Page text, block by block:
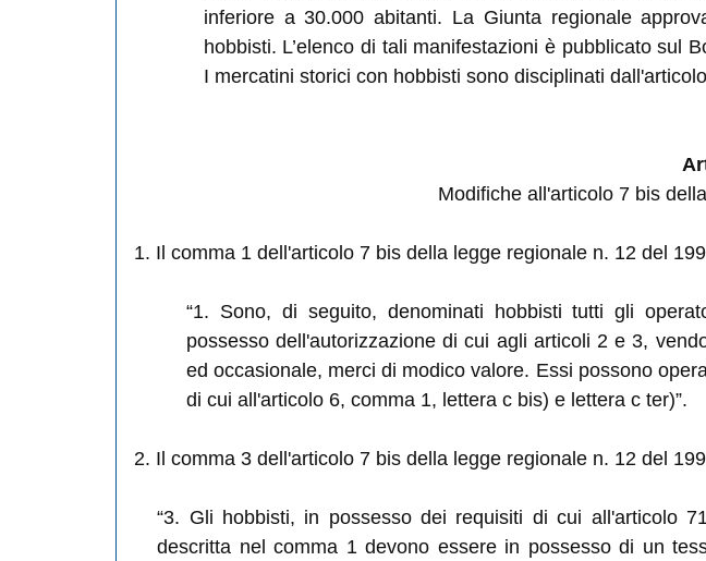
inferiore a 30.000 abitanti. La Giunta regionale
hobbisti. L’elenco di tali manifestazioni è pubblicato sul
I mercatini storici con hobbisti sono disciplinati
Modifiche all'articolo 7 bis
1. Il comma 1 dell'articolo 7 bis della legge regionale n. 12 del
“1. Sono, di seguito, denominati hobbisti tutti gli
possesso dell'autorizzazione di cui agli articoli 2 e 3,
ed occasionale, merci di modico valore. Essi possono
di cui all'articolo 6, comma 1, lettera c bis) e lettera c ter)”.
2. Il comma 3 dell'articolo 7 bis della legge regionale n. 12 del
“3. Gli hobbisti, in possesso dei requisiti di cui all'articolo
descritta nel comma 1 devono essere in possesso di un